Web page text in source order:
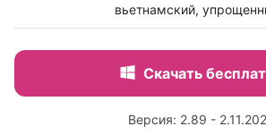
вьетнамский,
Скачать
Версия: 2.89 -